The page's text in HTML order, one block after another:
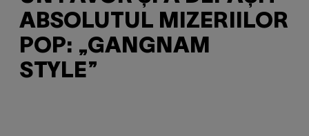
ABSOLUTUL MIZERIILOR
POP: „GANGNAM
STYLE”